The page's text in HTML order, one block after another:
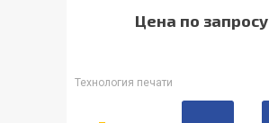
Цена по запросу
Технология печати